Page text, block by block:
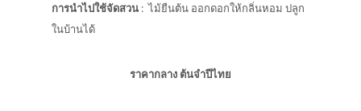
การนำไปใช้จัดสวน : ไม้ยืนต้น ออกดอกให้กลิ่นหอม ปลูก
ในบ้านได้
ราคากลาง ต้นจำปีไทย